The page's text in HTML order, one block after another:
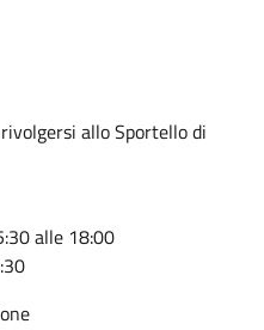
allo Sportello di
alle 18:00